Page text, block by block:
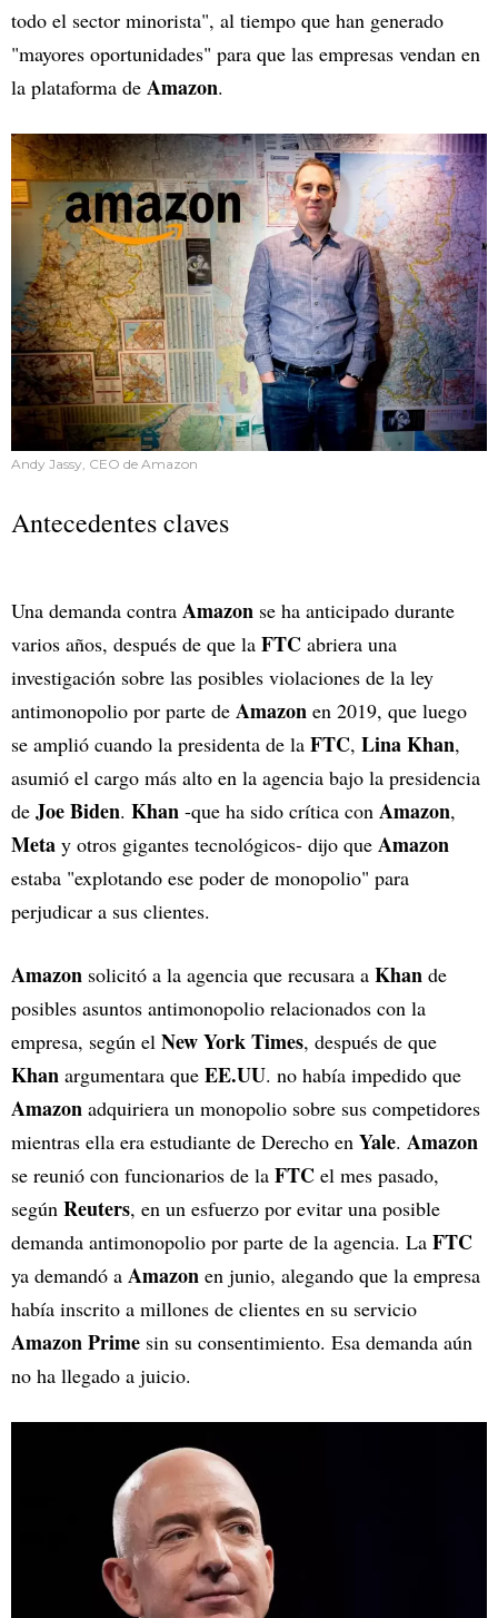
todo el sector minorista", al tiempo que han generado
"mayores oportunidades" para que las empresas vendan en
la plataforma de Amazon.
Andy Jassy, CEO de Amazon
Antecedentes claves
Una demanda contra Amazon se ha anticipado durante
varios años, después de que la FTC abriera una
investigación sobre las posibles violaciones de la ley
antimonopolio por parte de Amazon en 2019, que luego
se amplió cuando la presidenta de la FTC, Lina Khan,
asumió el cargo más alto en la agencia bajo la presidencia
de Joe Biden. Khan -que ha sido crítica con Amazon,
Meta y otros gigantes tecnológicos- dijo que Amazon
estaba "explotando ese poder de monopolio" para
perjudicar a sus clientes.
Amazon solicitó a la agencia que recusara a Khan de
posibles asuntos antimonopolio relacionados con la
empresa, según el New York Times, después de que
Khan argumentara que EE.UU. no había impedido que
Amazon adquiriera un monopolio sobre sus competidores
mientras ella era estudiante de Derecho en Yale. Amazon
se reunió con funcionarios de la FTC el mes pasado,
según Reuters, en un esfuerzo por evitar una posible
demanda antimonopolio por parte de la agencia. La FTC
ya demandó a Amazon en junio, alegando que la empresa
había inscrito a millones de clientes en su servicio
Amazon Prime sin su consentimiento. Esa demanda aún
no ha llegado a juicio.